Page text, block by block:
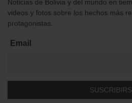
Noticias de Bolivia y del mundo en
videos y fotos sobre los hechos más
protagonistas.
Email